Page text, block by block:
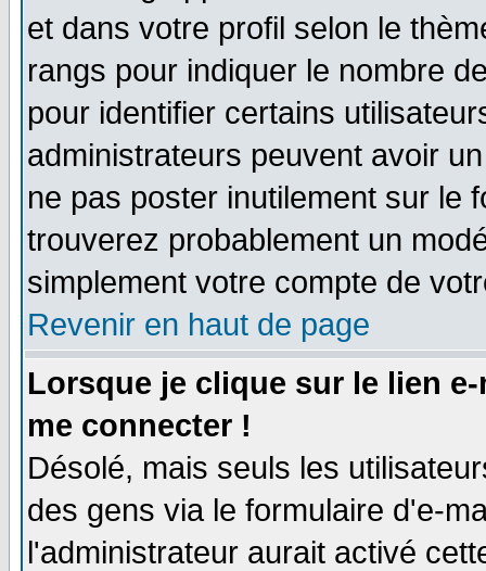
et dans votre profil selon le
rangs pour indiquer le nombre
pour identifier certains
administrateurs peuvent avoir
ne pas poster inutilement sur le
trouverez probablement un
simplement votre compte de
Revenir en haut de page
Lorsque je clique sur le lien
me connecter !
Désolé, mais seuls les
des gens via le formulaire d'e-
l'administrateur aurait activé